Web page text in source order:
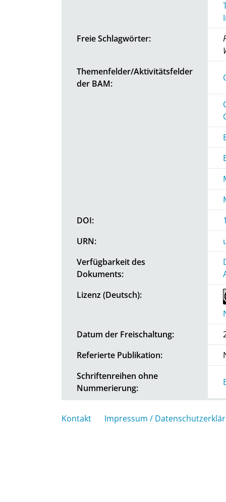
Freie Schlagwörter:
Themenfelder/Aktivitätsfelder
der BAM:
DOI:
URN:
Verfügbarkeit des
Dokuments:
Lizenz (Deutsch):
Datum der Freischaltung:
Referierte Publikation:
Schriftenreihen ohne
Nummerierung:
Kontakt Impressum /